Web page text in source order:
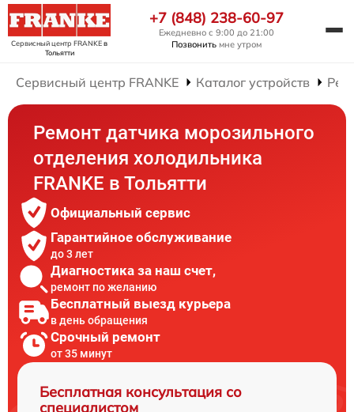
Сервисный центр FRANKEв
Тольятти
+7 (848) 238-60-97
Ежедневно с 9:00 до 21:00
Позвонить мне утром
Сервисный центр FRANKE Каталог устройств
Ремонт датчика морозильного
отделения холодильника
FRANKE в Тольятти
Официальный сервис
Гарантийное обслуживание
до 3 лет
Диагностика за наш счет,
ремонт по желанию
Бесплатный выезд курьера
в день обращения
Срочный ремонт
от 35 минут
Бесплатная консультация со
специалистом